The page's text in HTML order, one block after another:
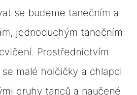
se budeme tanečním a
jednoduchým tanečním
Prostřednictvím
malé holčičky a chlapci
druhy tanců a naučené